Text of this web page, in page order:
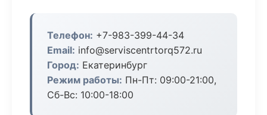
Телефон: +7-983-399-44-34
Email: info@serviscentrtorq572.ru
Город: Екатеринбург
Режим работы: Пн-Пт: 09:00-21:00,
Сб-Вс: 10:00-18:00